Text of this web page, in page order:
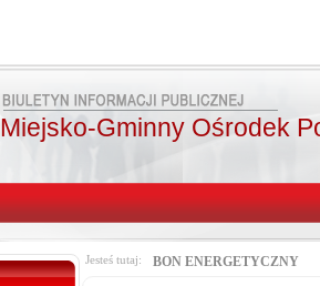
Miejsko-Gminny Ośrodek
Jesteś tutaj: BON ENERGETYCZNY